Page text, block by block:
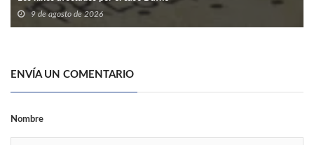
9 de agosto de 2026
ENVÍA UN COMENTARIO
Nombre